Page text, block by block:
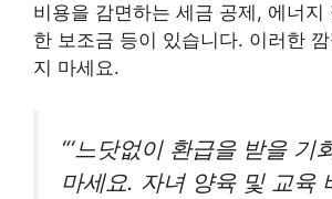
비용을 감면하는 세금 공제, 에너지
한 보조금 등이 있습니다. 이러한
지 마세요.
“‘느닷없이 환급을 받을 기
마세요. 자녀 양육 및 교육